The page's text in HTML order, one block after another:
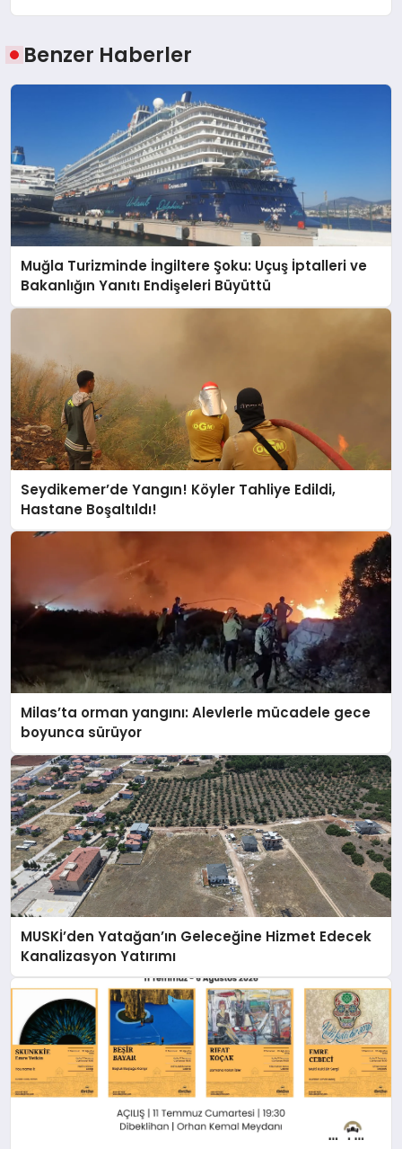
Benzer Haberler
Muğla Turizminde İngiltere Şoku: Uçuş İptalleri ve
Bakanlığın Yanıtı Endişeleri Büyüttü
Seydikemer’de Yangın! Köyler Tahliye Edildi,
Hastane Boşaltıldı!
Milas’ta orman yangını: Alevlerle mücadele gece
boyunca sürüyor
MUSKİ’den Yatağan’ın Geleceğine Hizmet Edecek
Kanalizasyon Yatırımı